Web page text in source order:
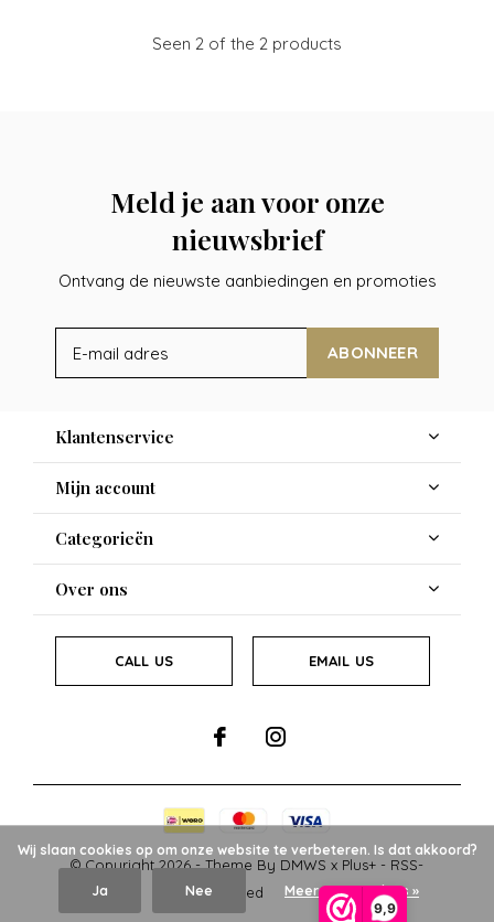
9,9
Seen 2 of the 2 products
Meld je aan voor onze
nieuwsbrief
Ontvang de nieuwste aanbiedingen en promoties
ABONNEER
Klantenservice
Mijn account
Categorieën
Over ons
CALL US EMAIL US
© Copyright2026- Theme By DMWS x Plus+ - RSS-
feed
Wij slaan cookies op om onze website te verbeteren. Is dat akkoord?
Ja Nee Meer over cookies »